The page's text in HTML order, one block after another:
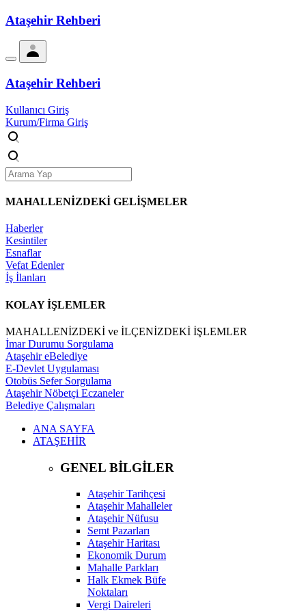
Ataşehir Rehberi
Ataşehir Rehberi
Kullanıcı Giriş
Kurum/Firma Giriş
MAHALLENİZDEKİ GELİŞMELER
Haberler
Kesintiler
Esnaflar
Vefat Edenler
İş İlanları
KOLAY İŞLEMLER
MAHALLENİZDEKİ ve İLÇENİZDEKİ İŞLEMLER
İmar Durumu Sorgulama
Ataşehir eBelediye
E-Devlet Uygulaması
Otobüs Sefer Sorgulama
Ataşehir Nöbetçi Eczaneler
Belediye Çalışmaları
ANA SAYFA
ATAŞEHİR
GENEL BİLGİLER
Ataşehir Tarihçesi
Ataşehir Mahalleler
Ataşehir Nüfusu
Semt Pazarları
Ataşehir Haritası
Ekonomik Durum
Mahalle Parkları
Halk Ekmek Büfe
Noktaları
Vergi Daireleri